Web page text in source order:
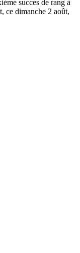
succès de rang à
ce dimanche 2 août,